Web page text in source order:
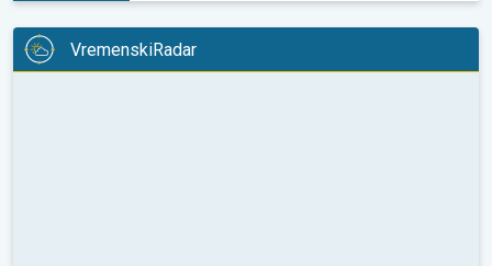
VremenskiRadar